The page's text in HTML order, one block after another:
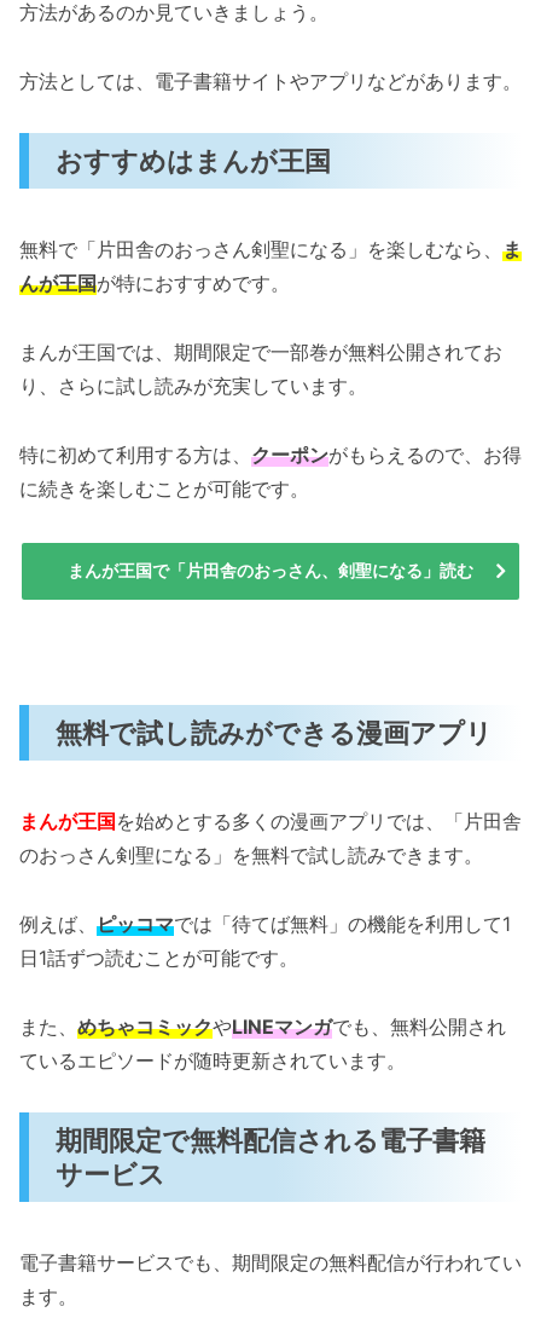
「片田舎のおっさん剣聖になる」をお得に全巻
まんが王国の初回割引クーポンを活用
「片田舎のおっさん剣聖になる」のおすすめポ
中年主人公の新しい成り上がりストーリー
コミカルな要素と白熱のバトルシーン
まとめ
方法があるのか見ていきましょう。
方法としては、電子書籍サイトやアプリなどがあります。
おすすめはまんが王国
無料で「片田舎のおっさん剣聖になる」を楽しむなら、 ま
んが王国が特におすすめです。
まんが王国では、期間限定で一部巻が無料公開されてお
り、さらに試し読みが充実しています。
特に初めて利用する方は、 クーポンがもらえるので、お得
に続きを楽しむことが可能です。
まんが王国で「片田舎のおっさん、剣聖になる」読む
無料で試し読みができる漫画アプリ
まんが王国 を始めとする多くの漫画アプリでは、「片田舎
のおっさん剣聖になる」を無料で試し読みできます。
例えば、 ピッコマでは「待てば無料」の機能を利用して1
日1話ずつ読むことが可能です。
また、 めちゃコミックやLINEマンガでも、無料公開され
ているエピソードが随時更新されています。
期間限定で無料配信される電子書籍
サービス
電子書籍サービスでも、期間限定の無料配信が行われてい
ます。